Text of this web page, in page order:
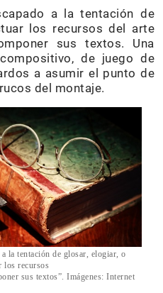
a la tentación de
los recursos del arte
sus textos. Una
de juego de
a asumir el punto de
del montaje.
la tentación de glosar, elogiar, o
los recursos
sus textos”. Imágenes: Internet